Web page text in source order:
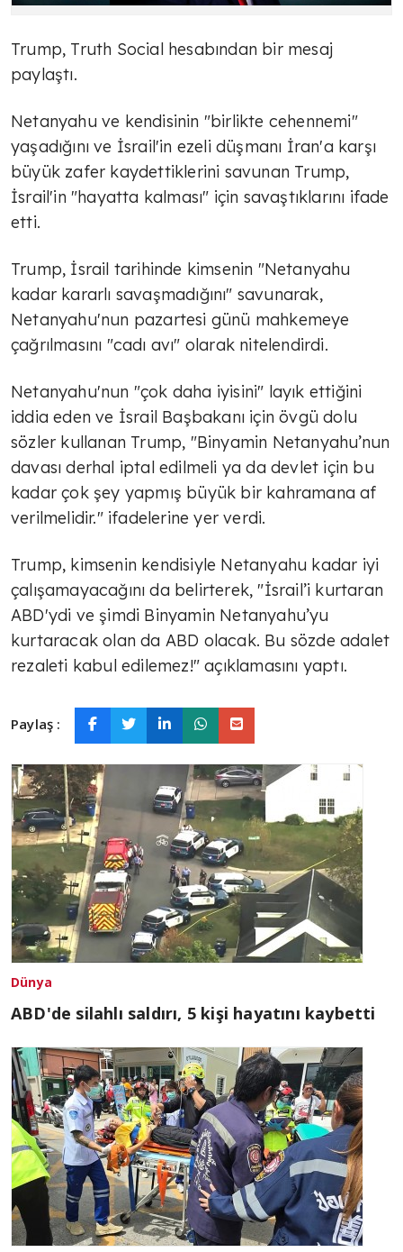
Trump, Truth Social hesabından bir mesaj
paylaştı.
Netanyahu ve kendisinin "birlikte cehennemi"
yaşadığını ve İsrail'in ezeli düşmanı İran'a karşı
büyük zafer kaydettiklerini savunan Trump,
İsrail'in "hayatta kalması" için savaştıklarını ifade
etti.
Trump, İsrail tarihinde kimsenin "Netanyahu
kadar kararlı savaşmadığını" savunarak,
Netanyahu'nun pazartesi günü mahkemeye
çağrılmasını "cadı avı" olarak nitelendirdi.
Netanyahu'nun "çok daha iyisini" layık ettiğini
iddia eden ve İsrail Başbakanı için övgü dolu
sözler kullanan Trump, "Binyamin Netanyahu’nun
davası derhal iptal edilmeli ya da devlet için bu
kadar çok şey yapmış büyük bir kahramana af
verilmelidir." ifadelerine yer verdi.
Trump, kimsenin kendisiyle Netanyahu kadar iyi
çalışamayacağını da belirterek, "İsrail’i kurtaran
ABD'ydi ve şimdi Binyamin Netanyahu’yu
kurtaracak olan da ABD olacak. Bu sözde adalet
rezaleti kabul edilemez!" açıklamasını yaptı.
Paylaş :
Dünya
ABD'de silahlı saldırı, 5 kişi hayatını kaybetti